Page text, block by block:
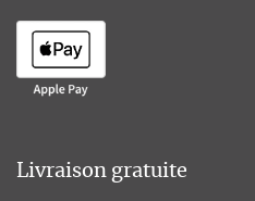
Livraison gratuite